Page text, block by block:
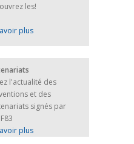
les!
plus
l'actualité des
et des
signés par
plus